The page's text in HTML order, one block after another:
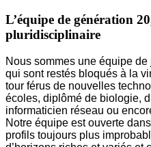
L’équipe de génération
pluridisciplinaire
Nous sommes une équipe
qui sont restés bloqués à la
tour férus de nouvelles
écoles, diplômé de biologie,
informaticien réseau ou
Notre équipe est ouverte
profils toujours plus